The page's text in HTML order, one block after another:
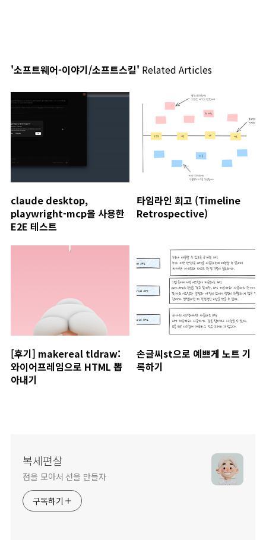
'소프트웨어-이야기/소프트스킬' Related Articles
claude desktop,
playwright-mcp을 사용한
E2E 테스트
타임라인 회고 (Timeline
Retrospective)
[후기] makereal tldraw:
와이어프레임으로 HTML 뽑
아내기
손글씨st으로 예쁘게 노트 기
록하기
복세편살
점을 모아서 선을 만들자
구독하기